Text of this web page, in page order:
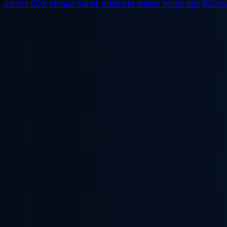
diskon 50% semua paket, waktu terbatas. Mulai dari